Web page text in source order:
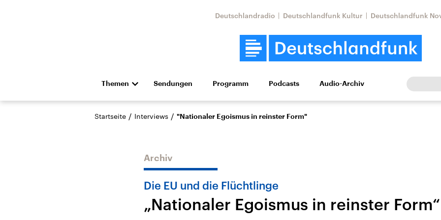
Deutschlandradio Deutschlandfunk Kultur Deutschlandfunk
Themen
Die Nachrichten Politik Wirtschaft Wissen Kultur Europa
Hörspiel und Feature Musik
Aktuelle Beiträge,
Nahostkonflikt
Aktuelle Lage und
Iran
Faktenchecks
Sendungen Programm Podcasts Audio-Archiv
Startseite / Interviews / "Nationaler Egoismus in reinster Form"
Archiv
Die EU und die Flüchtlinge
„Nationaler Egoismus in reinster Form“